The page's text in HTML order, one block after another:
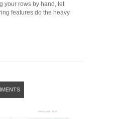
your rows by hand, let
features do the heavy